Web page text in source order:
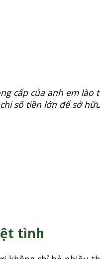
cấp của anh em lào
số tiền lớn để sở
tình